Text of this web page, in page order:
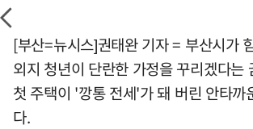
[부산=뉴시스]권태완 기자 = 부산시가
외지 청년이 단란한 가정을 꾸리겠다는
첫 주택이 '깡통 전세'가 돼 버린 안타까
다.